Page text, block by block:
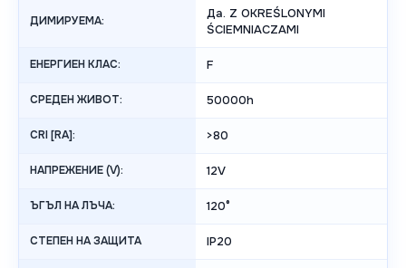
ДИМИРУЕМА:
Да. Z OKREŚLONYMI
ŚCIEMNIACZAMI
ЕНЕРГИЕН КЛАС: F
СРЕДЕН ЖИВОТ: 50000h
CRI [RA]: >80
НАПРЕЖЕНИЕ (V): 12V
ЪГЪЛ НА ЛЪЧА: 120°
СТЕПЕН НА ЗАЩИТА IP20